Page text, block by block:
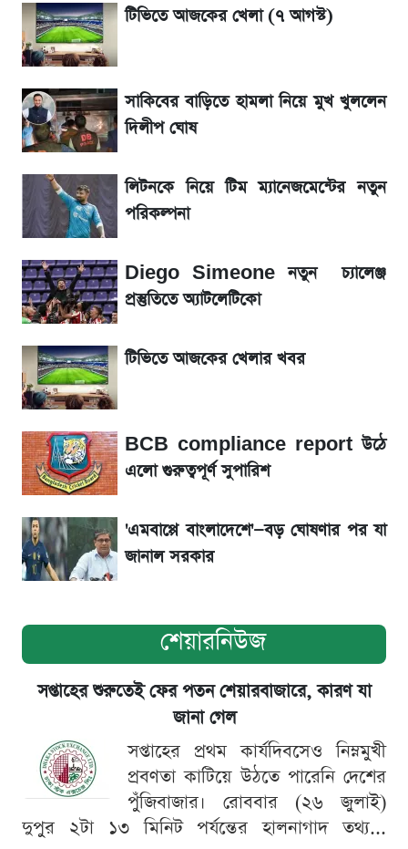
জেনে নিন আজকের সোনা ও রুপার সর্বশেষ দাম
আগামীকালই স্পষ্ট হবে এসএসসি ফল প্রকাশের
তারিখ
তাপমাত্রা নিয়ে নতুন পূর্বাভাস দিল আবহাওয়া অফিস
৬ আগস্ট দেশের বাজারে স্বর্ণের দাম
রবির বড় সাফল্য! আয় কম বাড়লেও রেকর্ড মুনাফা ও
গ্রাহক বৃদ্ধি
শেয়ার বিজকে লিগ্যাল নোটিশ পাঠাল রবি, শুরু নতুন
বিতর্ক
সৌদিতে বাংলাদেশিদের আকামা নবায়নে বদলে গেল
নিয়ম
টিভিতে আজকের খেলা (৭ আগস্ট)
সাকিবের বাড়িতে হামলা নিয়ে মুখ খুললেন
দিলীপ ঘোষ
লিটনকে নিয়ে টিম ম্যানেজমেন্টের নতুন
পরিকল্পনা
Diego Simeone নতুন চ্যালেঞ্জ
প্রস্তুতিতে অ্যাটলেটিকো
টিভিতে আজকের খেলার খবর
BCB compliance report উঠে
এলো গুরুত্বপূর্ণ সুপারিশ
'এমবাপ্পে বাংলাদেশে'—বড় ঘোষণার পর যা
জানাল সরকার
শেয়ারনিউজ
সপ্তাহের শুরুতেই ফের পতন শেয়ারবাজারে, কারণ যা
জানা গেল
সপ্তাহের প্রথম কার্যদিবসেও নিম্নমুখী
প্রবণতা কাটিয়ে উঠতে পারেনি দেশের
পুঁজিবাজার। রোববার (২৬ জুলাই)
দুপুর ২টা ১৩ মিনিট পর্যন্তের হালনাগাদ তথ্য...